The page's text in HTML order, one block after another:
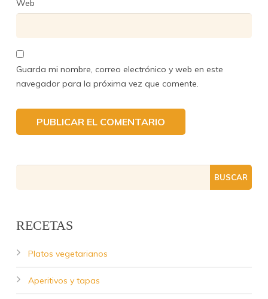
Web
Guarda mi nombre, correo electrónico y web en este
navegador para la próxima vez que comente.
RECETAS
Platos vegetarianos
Aperitivos y tapas